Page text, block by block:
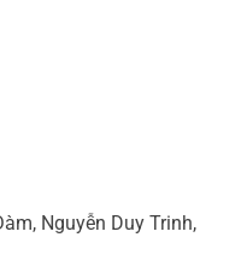
Nguyễn Duy Trinh,